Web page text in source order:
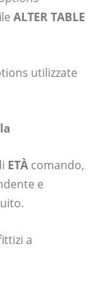
ALTER TABLE
utilizzate
ETÀ comando,
e
a